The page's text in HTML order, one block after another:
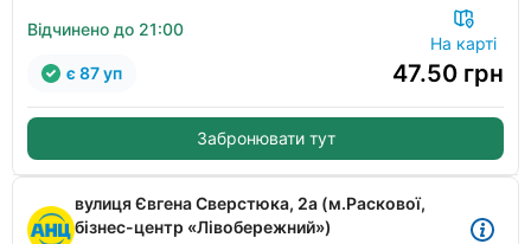
Відчинено до 21:00
На карті
47.50 грн
є 87 уп
Забронювати тут
вулиця Євгена Сверстюка, 2а (м.Раскової,
бізнес-центр «Лівобережний»)